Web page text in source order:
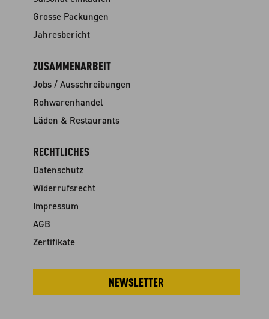
Grosse Packungen
Jahresbericht
ZUSAMMENARBEIT
Jobs / Ausschreibungen
Rohwarenhandel
Läden & Restaurants
RECHTLICHES
Datenschutz
Widerrufsrecht
Impressum
AGB
Zertifikate
NEWSLETTER